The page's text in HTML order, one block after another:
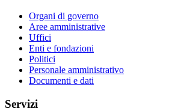
Organi di governo
Aree amministrative
Uffici
Enti e fondazioni
Politici
Personale amministrativo
Documenti e dati
Servizi